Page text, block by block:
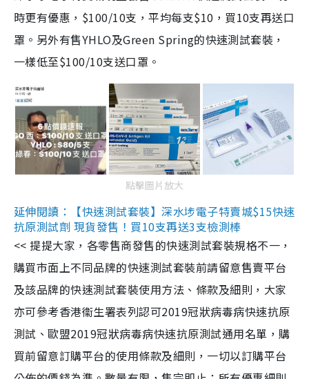
時更有優惠，$100/10支，平均每支$10，買10支再送口
罩。另外有售YHLO及Green Spring的快速測試套裝，
一樣低至$100/10支送口罩。
點擊圖片放大
延伸閱讀：【快速測試套裝】深水埗電子特賣城$15快速
抗原測試劑 現貨發售！買10支再送3支檢測棒
<< 提提大家，各零售商發售的快速測試套裝規格不一，
購買市面上不同品牌的快速測試套裝前請留意售賣平台
及該品牌的快速測試套裝使用方法、條款及細則，大家
亦可參考香港衞生署表列認可2019冠狀病毒病快速抗原
測試、歐盟2019冠狀病毒病快速抗原測試通用名單，購
買前留意訂購平台的使用條款及細則，一切以訂購平台